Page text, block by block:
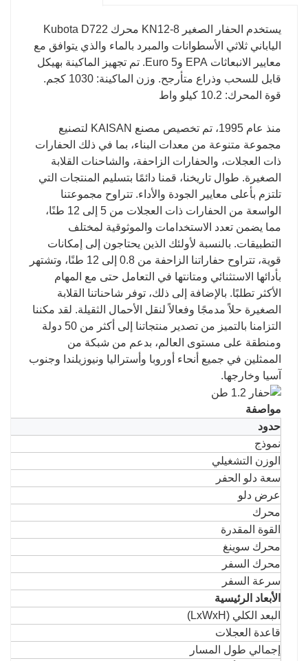
يستخدم الحفار الصغير KN12-8 محرك Kubota D722
الياباني ثلاثي الأسطوانات والمبرد بالماء والذي يتوافق مع
معايير الانبعاثات EPA وEuro 5. تم تجهيز الماكينة بهيكل
قابل للسحب وذراع متأرجح. وزن الماكينة: 1030 كجم.
قوة المحرك: 10.2 كيلو واط
منذ عام 1995، تم تخصيص مصنع KAISAN لتصنيع
مجموعة متنوعة من معدات البناء، بما في ذلك الحفارات
ذات العجلات، والحفارات الزاحفة، والشاحنات القلابة
الصغيرة. طوال تاريخنا، قمنا دائمًا بتسليم المنتجات التي
تلتزم بأعلى معايير الجودة والأداء. تتراوح مجموعتنا
الواسعة من الحفارات ذات العجلات من 5 إلى 12 طنًا،
مما يضمن تعدد الاستخدامات والموثوقية لمختلف
التطبيقات. بالنسبة لأولئك الذين يحتاجون إلى إمكانات
قوية، تتراوح حفاراتنا الزاحفة من 0.8 إلى 12 طنًا، وتشتهر
بأدائها الاستثنائي ومتانتها في التعامل حتى مع المهام
الأكثر تطلبًا. بالإضافة إلى ذلك، توفر شاحناتنا القلابة
الصغيرة حلاً مدمجًا وفعالاً لنقل الأحمال الثقيلة. لقد مكننا
التزامنا بالتميز من تصدير منتجاتنا إلى أكثر من 50 دولة
ومنطقة على مستوى العالم، بدعم من شبكة من
الممثلين في جميع أنحاء أوروبا وأستراليا ونيوزيلندا وجنوب
آسيا وخارجها.
مواصفة
حدود
نموذج
الوزن التشغيلي
سعة دلو الحفر
عرض دلو
محرك
القوة المقدرة
محرك سوينغ
محرك السفر
سرعة السفر
الأبعاد الرئيسية
البعد الكلي (LxWxH)
قاعدة العجلات
إجمالي طول المسار